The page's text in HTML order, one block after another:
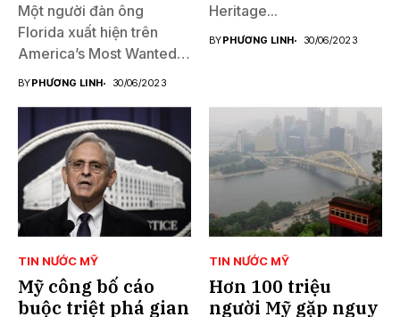
Một người đàn ông
Florida xuất hiện trên
America’s Most Wanted
đã...
BYPHƯƠNG LINH 30/06/2023
Heritage...
BYPHƯƠNG LINH 30/06/2023
TIN NƯỚC MỸ
Mỹ công bố cáo
buộc triệt phá gian
TIN NƯỚC MỸ
Hơn 100 triệu
người Mỹ gặp nguy